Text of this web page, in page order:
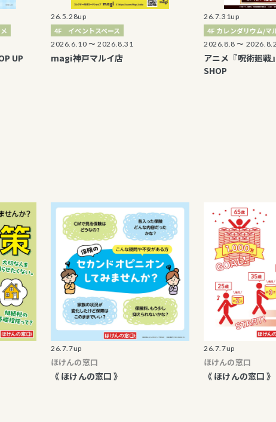
26.5.28up
4F イベントスペース
2026.6.10 〜 2026.8.31
magi神戸マルイ店
26.7.31up
4F カレンダリウム/マルイノア
2026.8.8 〜 2026.8.23
アニメ『呪術廻戦』5周年
26.7.7up
ほけんの窓口
《 ほけんの窓口 》
26.7.7up
ほけんの窓口
《 ほけんの窓口 》